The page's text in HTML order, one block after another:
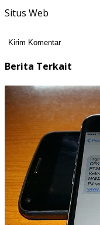
Situs Web
Berita Terkait